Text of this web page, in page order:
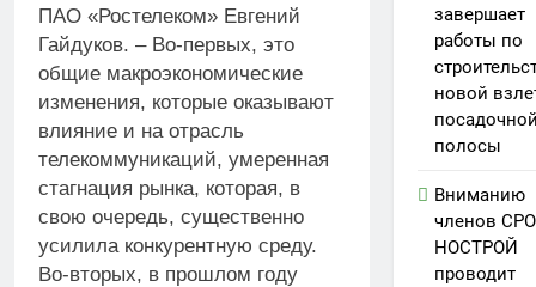
ПАО «Ростелеком» Евгений
Гайдуков. – Во-первых, это
общие макроэкономические
изменения, которые оказывают
влияние и на отрасль
телекоммуникаций, умеренная
стагнация рынка, которая, в
свою очередь, существенно
усилила конкурентную среду.
Во-вторых, в прошлом году
завершает
работы по
новой
полосы
Вниманию
членов
НОСТРОЙ
проводит